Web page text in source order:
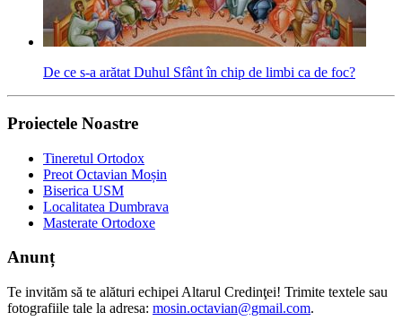
De ce s-a arătat Duhul Sfânt în chip de limbi ca de foc?
Proiectele Noastre
Tineretul Ortodox
Preot Octavian Moșin
Biserica USM
Localitatea Dumbrava
Masterate Ortodoxe
Anunț
Te invităm să te alături echipei Altarul Credinţei! Trimite textele sau
fotografiile tale la adresa: mosin.octavian@gmail.com.